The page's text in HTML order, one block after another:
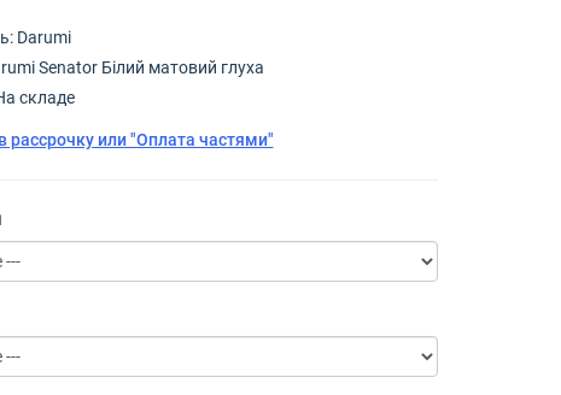
Darumi
Senator Білий матовий глуха
складе
рассрочку или "Оплата частями"